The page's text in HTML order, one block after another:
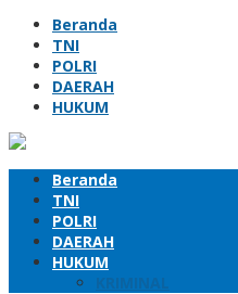
Beranda
TNI
POLRI
DAERAH
HUKUM
Beranda
TNI
POLRI
DAERAH
HUKUM
KRIMINAL